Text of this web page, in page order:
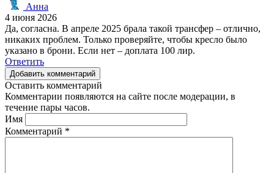
Анна
4 июня 2026
Да, согласна. В апреле 2025 брала такой трансфер – отлично,
никаких проблем. Только проверяйте, чтобы кресло было
указано в брони. Если нет – доплата 100 лир.
Ответить
Добавить комментарий
Оставить комментарий
Комментарии появляются на сайте после модерации, в
течение пары часов.
Имя
Комментарий *